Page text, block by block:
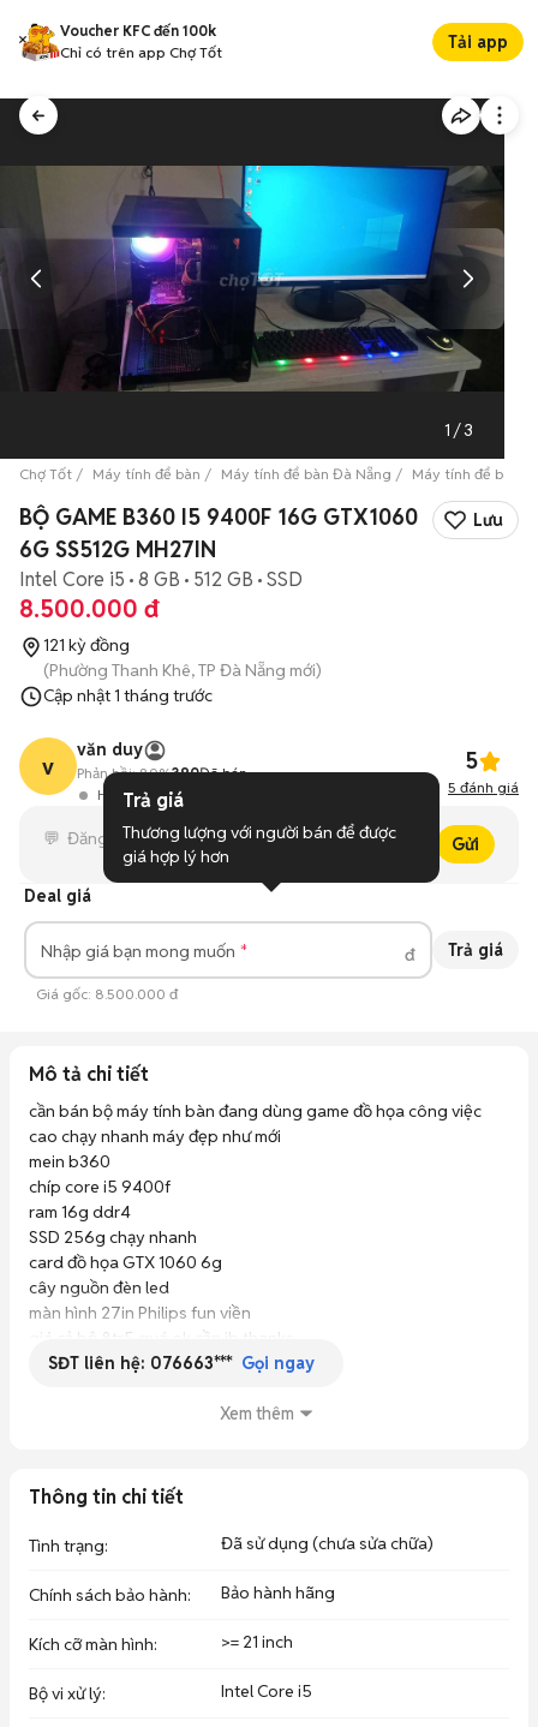
Voucher KFC đến 100k
Chỉ có trên app Chợ Tốt
Tải app
1 /3
Chợ Tốt Máy tính để bàn Máy tính để bàn Đà Nẵng Máy tính để bàn
BỘ GAME B360 I5 9400F 16G GTX1060
6G SS512G MH27IN
Lưu
Intel Core i5 8 GB 512 GB SSD
8.500.000 đ
121 kỳ đồng
(Phường Thanh Khê, TP Đà Nẵng mới)
Cập nhật1 tháng trước
v
văn duy
Hoạt động 3 giờ trước
Phản hồi: 80%390Đã bán 5
5 đánh giá
Gửi
Deal giá
Nhập giá bạn mong muốn đ Trả giá
Giá gốc: 8.500.000 đ
Mô tả chi tiết
cần bán bộ máy tính bàn đang dùng game đồ họa công việc
cao chạy nhanh máy đẹp như mới
mein b360
chíp core i5 9400f
ram 16g ddr4
SSD 256g chạy nhanh
card đồ họa GTX 1060 6g
cây nguồn đèn led
màn hình 27in Philips fun viền
giá cả bộ 8tr5 quá ok cần ib thanks
SĐT liên hệ: 076663*** Gọi ngay
Xem thêm
Thông tin chi tiết
Tình trạng: Đã sử dụng (chưa sửa chữa)
Chính sách bảo hành: Bảo hành hãng
Kích cỡ màn hình: >= 21 inch
Bộ vi xử lý: Intel Core i5
Trả giá
Thương lượng với người bán để được
giá hợp lý hơn